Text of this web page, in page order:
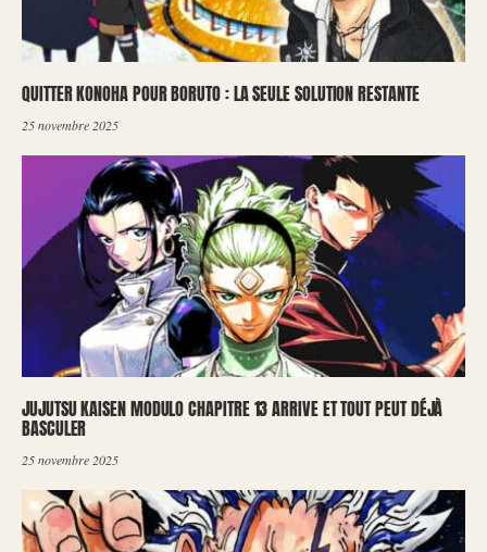
QUITTER KONOHA POUR BORUTO : LA SEULE SOLUTION RESTANTE
25 novembre 2025
JUJUTSU KAISEN MODULO CHAPITRE 13 ARRIVE ET TOUT PEUT DÉJÀ
BASCULER
25 novembre 2025